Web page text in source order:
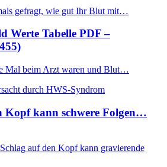
gefragt, wie gut Ihr Blut mit…
Werte Tabelle PDF –
Mal beim Arzt waren und Blut…
Kopf kann schwere Folgen…
auf den Kopf kann gravierende